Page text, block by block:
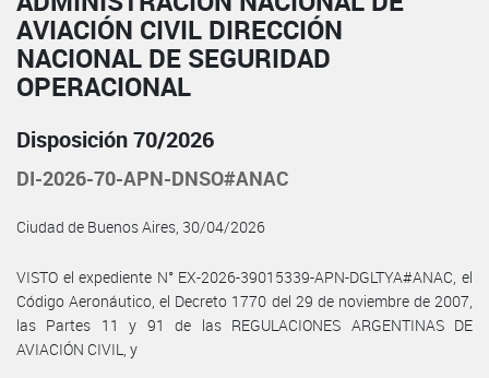
AVIACIÓN CIVIL DIRECCIÓN
NACIONAL DE SEGURIDAD
OPERACIONAL
Disposición 70/2026
DI-2026-70-APN-DNSO#ANAC
Ciudad de Buenos Aires, 30/04/2026
VISTO el expediente N° EX-2026-39015339-APN-DGLTYA#ANAC, el
Código Aeronáutico, el Decreto 1770 del 29 de noviembre de 2007,
las Partes 11 y 91 de las REGULACIONES ARGENTINAS DE
AVIACIÓN CIVIL, y